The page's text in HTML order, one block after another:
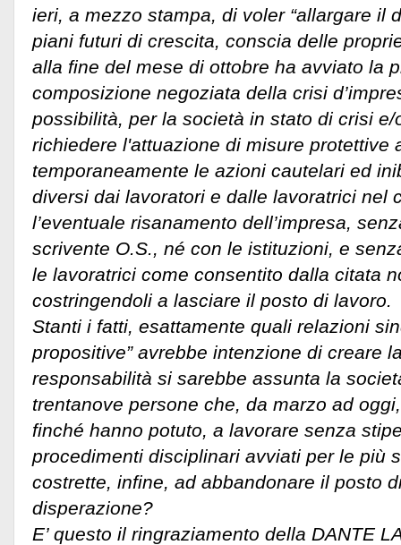
ieri, a mezzo stampa, di voler “allargare il
piani futuri di crescita, conscia delle
alla fine del mese di ottobre ha avviato la
composizione negoziata della crisi
possibilità, per la società in stato di crisi
richiedere l'attuazione di misure protettive
temporaneamente le azioni cautelari ed
diversi dai lavoratori e dalle lavoratrici nel
l’eventuale risanamento dell’impresa,
scrivente O.S., né con le istituzioni, e
le lavoratrici come consentito dalla citata
costringendoli a lasciare il posto di lavoro.
Stanti i fatti, esattamente quali relazioni
propositive” avrebbe intenzione di creare
responsabilità si sarebbe assunta la
trentanove persone che, da marzo ad
finché hanno potuto, a lavorare senza
procedimenti disciplinari avviati per le più
costrette, infine, ad abbandonare il posto
disperazione?
E’ questo il ringraziamento della DANTE